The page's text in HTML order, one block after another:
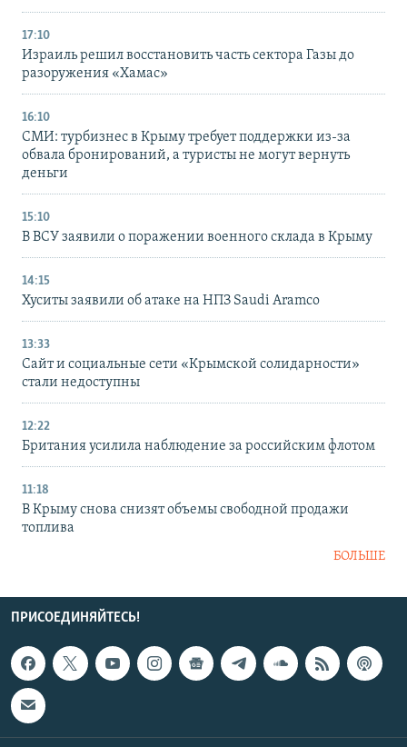
17:10
Израиль решил восстановить часть сектора Газы до
разоружения «Хамас»
16:10
СМИ: турбизнес в Крыму требует поддержки из-за
обвала бронирований, а туристы не могут вернуть
деньги
15:10
В ВСУ заявили о поражении военного склада в Крыму
14:15
Хуситы заявили об атаке на НПЗ Saudi Aramco
13:33
Сайт и социальные сети «Крымской солидарности»
стали недоступны
12:22
Британия усилила наблюдение за российским флотом
11:18
В Крыму снова снизят объемы свободной продажи
топлива
БОЛЬШЕ
ПРИСОЕДИНЯЙТЕСЬ!